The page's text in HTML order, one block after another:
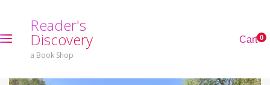
Reader's
Discovery
a Book Shop
Cart 0